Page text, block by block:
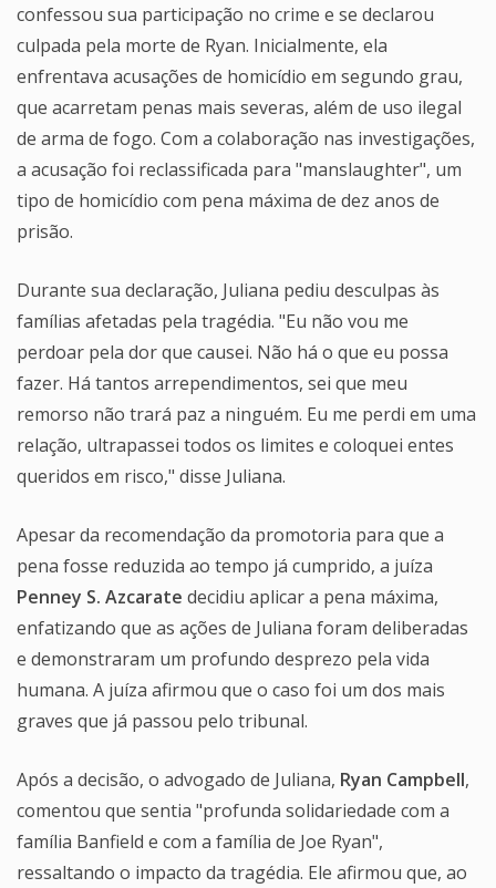
confessou sua participação no crime e se declarou
culpada pela morte de Ryan. Inicialmente, ela
enfrentava acusações de homicídio em segundo grau,
que acarretam penas mais severas, além de uso ilegal
de arma de fogo. Com a colaboração nas investigações,
a acusação foi reclassificada para "manslaughter", um
tipo de homicídio com pena máxima de dez anos de
prisão.
Durante sua declaração, Juliana pediu desculpas às
famílias afetadas pela tragédia. "Eu não vou me
perdoar pela dor que causei. Não há o que eu possa
fazer. Há tantos arrependimentos, sei que meu
remorso não trará paz a ninguém. Eu me perdi em uma
relação, ultrapassei todos os limites e coloquei entes
queridos em risco," disse Juliana.
Apesar da recomendação da promotoria para que a
pena fosse reduzida ao tempo já cumprido, a juíza
Penney S. Azcarate decidiu aplicar a pena máxima,
enfatizando que as ações de Juliana foram deliberadas
e demonstraram um profundo desprezo pela vida
humana. A juíza afirmou que o caso foi um dos mais
graves que já passou pelo tribunal.
Após a decisão, o advogado de Juliana, Ryan Campbell,
comentou que sentia "profunda solidariedade com a
família Banfield e com a família de Joe Ryan",
ressaltando o impacto da tragédia. Ele afirmou que, ao